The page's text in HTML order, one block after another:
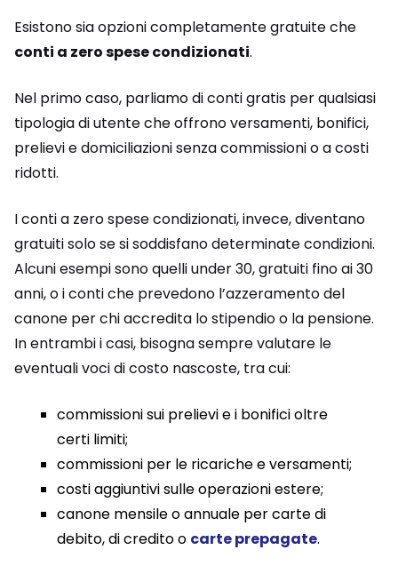
Esistono sia opzioni completamente gratuite che
conti a zero spese condizionati.
Nel primo caso, parliamo di conti gratis per qualsiasi
tipologia di utente che offrono versamenti, bonifici,
prelievi e domiciliazioni senza commissioni o a costi
ridotti.
I conti a zero spese condizionati, invece, diventano
gratuiti solo se si soddisfano determinate condizioni.
Alcuni esempi sono quelli under 30, gratuiti fino ai 30
anni, o i conti che prevedono l’azzeramento del
canone per chi accredita lo stipendio o la pensione.
In entrambi i casi, bisogna sempre valutare le
eventuali voci di costo nascoste, tra cui:
commissioni sui prelievi e i bonifici oltre
certi limiti;
commissioni per le ricariche e versamenti;
costi aggiuntivi sulle operazioni estere;
canone mensile o annuale per carte di
debito, di credito o carte prepagate.